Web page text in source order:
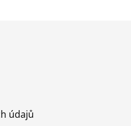
údajů